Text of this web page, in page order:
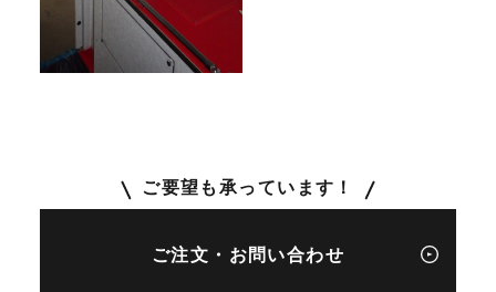
ご要望も承っています！
ご注文・お問い合わせ